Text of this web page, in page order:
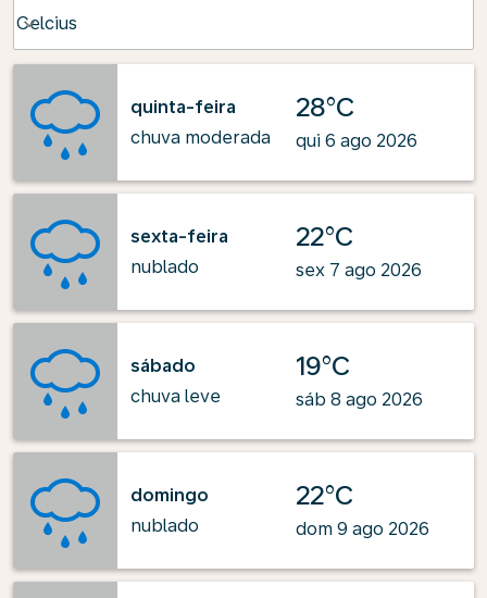
Celcius
keyboard_arrow_down
quinta-feira
chuva moderada
28°C
qui 6 ago 2026
sexta-feira
nublado
22°C
sex 7 ago 2026
sábado
chuva leve
19°C
sáb 8 ago 2026
domingo
nublado
22°C
dom 9 ago 2026